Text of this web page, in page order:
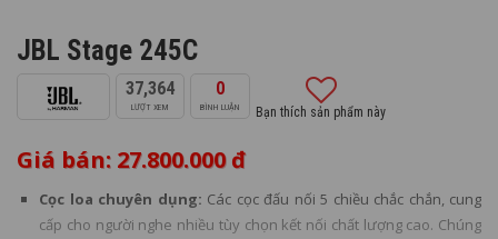
JBL Stage 245C
37,364
LƯỢT XEM
0
BÌNH LUẬN Bạn thích sản phẩm này
Giá bán: 27.800.000 đ
Cọc loa chuyên dụng: Các cọc đấu nối 5 chiều chắc chắn, cung
cấp cho người nghe nhiều tùy chọn kết nối chất lượng cao. Chúng